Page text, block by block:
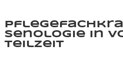
Senologie in
Teilzeit